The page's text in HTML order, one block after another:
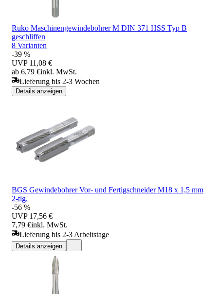
Ruko Maschinengewindebohrer M DIN 371 HSS Typ B
geschliffen
8 Varianten
-39 %
UVP 11,08 €
ab 6,79 €inkl. MwSt.
Lieferung bis 2-3 Wochen
Details anzeigen
BGS Gewindebohrer Vor- und Fertigschneider M18 x 1,5 mm
2-tlg.
-56 %
UVP 17,56 €
7,79 €inkl. MwSt.
Lieferung bis 2-3 Arbeitstage
Details anzeigen